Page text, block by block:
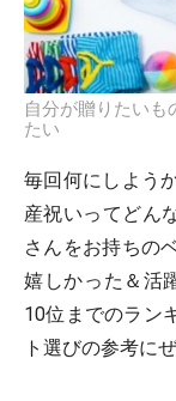
自分が贈りたいも
たい
毎回何にしよう
産祝いってどん
さんをお持ちの
嬉しかった＆活
10位までのラン
ト選びの参考に